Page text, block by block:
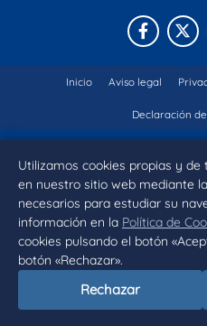
Utilizamos cookies propias y
en nuestro sitio web mediante
necesarios para estudiar su
información en la Política de
cookies pulsando el botón
botón «Rechazar».
Rechazar
X
Inicio Aviso legal
Declaración